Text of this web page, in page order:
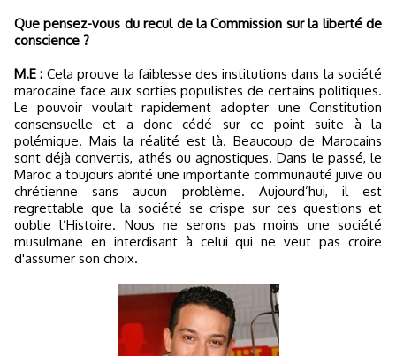
Que pensez-vous du recul de la Commission sur la liberté de
conscience ?
M.E : Cela prouve la faiblesse des institutions dans la société
marocaine face aux sorties populistes de certains politiques.
Le pouvoir voulait rapidement adopter une Constitution
consensuelle et a donc cédé sur ce point suite à la
polémique. Mais la réalité est là. Beaucoup de Marocains
sont déjà convertis, athés ou agnostiques. Dans le passé, le
Maroc a toujours abrité une importante communauté juive ou
chrétienne sans aucun problème. Aujourd’hui, il est
regrettable que la société se crispe sur ces questions et
oublie l’Histoire. Nous ne serons pas moins une société
musulmane en interdisant à celui qui ne veut pas croire
d'assumer son choix.